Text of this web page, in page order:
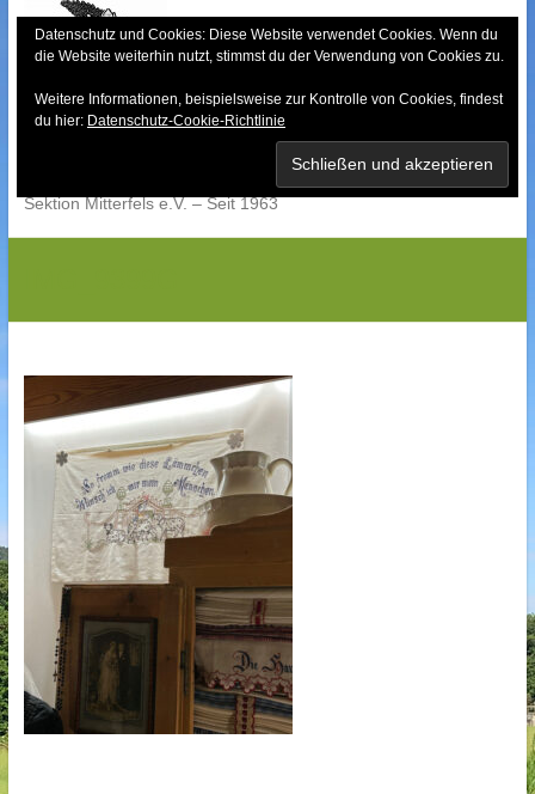
content
Bayerischer Wald-
Sektion Mitterfels e.V. – Seit 1963
Datenschutz und Cookies: Diese Website verwendet Cookies. Wenn du
die Website weiterhin nutzt, stimmst du der Verwendung von Cookies zu.
Weitere Informationen, beispielsweise zur Kontrolle von Cookies, findest
du hier: Datenschutz-Cookie-Richtlinie